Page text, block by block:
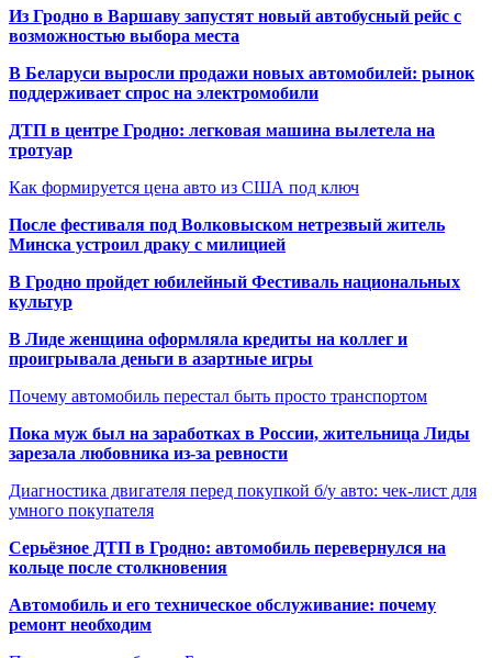
Из Гродно в Варшаву запустят новый автобусный рейс с
возможностью выбора места
В Беларуси выросли продажи новых автомобилей: рынок
поддерживает спрос на электромобили
ДТП в центре Гродно: легковая машина вылетела на
тротуар
Как формируется цена авто из США под ключ
После фестиваля под Волковыском нетрезвый житель
Минска устроил драку с милицией
В Гродно пройдет юбилейный Фестиваль национальных
культур
В Лиде женщина оформляла кредиты на коллег и
проигрывала деньги в азартные игры
Почему автомобиль перестал быть просто транспортом
Пока муж был на заработках в России, жительница Лиды
зарезала любовника из-за ревности
Диагностика двигателя перед покупкой б/у авто: чек-лист для
умного покупателя
Серьёзное ДТП в Гродно: автомобиль перевернулся на
кольце после столкновения
Автомобиль и его техническое обслуживание: почему
ремонт необходим